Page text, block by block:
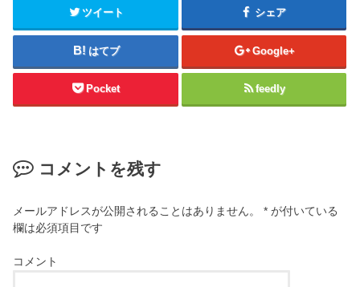
ツイート シェア
はてブ Google+
Pocket feedly
コメントを残す
メールアドレスが公開されることはありません。 * が付いている
欄は必須項目です
コメント